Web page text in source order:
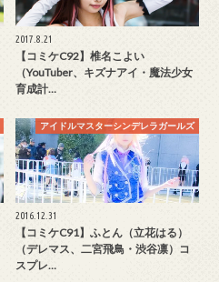
2017.8.21
【コミケC92】椎名こよい
（YouTuber、キズナアイ・魔法少女
育成計…
アイドルマスターシンデレラガールズ
2016.12.31
【コミケC91】ふとん（立花はる）
（デレマス、二宮飛鳥・渋谷凛）コ
スプレ…